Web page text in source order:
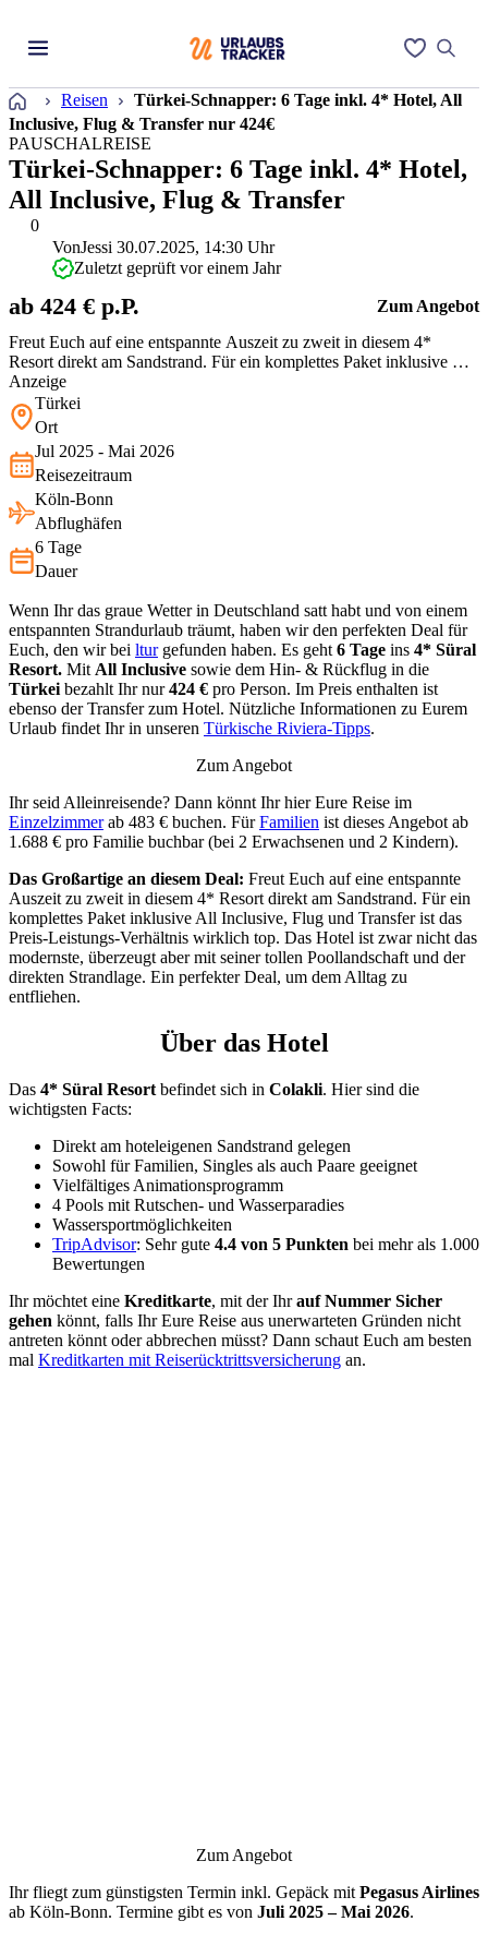
Startseite
Reisen
Türkei-Schnapper: 6 Tage inkl. 4* Hotel, All
Inclusive, Flug & Transfer nur 424€
0
PAUSCHALREISE
Türkei-Schnapper: 6 Tage inkl. 4* Hotel,
All Inclusive, Flug & Transfer
Freut Euch auf eine entspannte Auszeit zu zweit in diesem 4*
Resort direkt am Sandstrand. Für ein komplettes Paket inklusive All
Inclusive, Flug und Transfer ist das Preis-Leistungs-Verhältnis
wirklich top. Das Hotel ist zwar nicht das modernste, überzeugt aber
mit seiner tollen Poollandschaft und der direkten Strandlage. E…
VonJessi 30.07.2025, 14:30 Uhr
Zuletzt geprüft vor einem Jahr
ab 424 € p.P. Zum Angebot
Anzeige
Türkei
Ort
Jul 2025 - Mai 2026
Reisezeitraum
Köln-Bonn
Abflughäfen
6 Tage
Dauer
Wenn Ihr das graue Wetter in Deutschland satt habt und von einem
entspannten Strandurlaub träumt, haben wir den perfekten Deal für
Euch, den wir bei lturgefunden haben. Es geht 6 Tage ins 4* Süral
Resort. Mit All Inclusive sowie dem Hin- & Rückflug in die
Türkei bezahlt Ihr nur424 € pro Person. Im Preis enthalten ist
ebenso der Transfer zum Hotel. Nützliche Informationen zu Eurem
Urlaub findet Ihr in unseren Türkische Riviera-Tipps.
Zum Angebot
Ihr seid Alleinreisende? Dann könnt Ihr hier Eure Reise im
Einzelzimmerab 483 € buchen. FürFamilien ist dieses Angebot ab
1.688 € pro Familie buchbar (bei 2 Erwachsenen und 2 Kindern).
Das Großartige an diesem Deal: Freut Euch auf eine entspannte
Auszeit zu zweit in diesem 4* Resort direkt am Sandstrand. Für ein
komplettes Paket inklusive All Inclusive, Flug und Transfer ist das
Preis-Leistungs-Verhältnis wirklich top. Das Hotel ist zwar nicht das
modernste, überzeugt aber mit seiner tollen Poollandschaft und der
direkten Strandlage. Ein perfekter Deal, um dem Alltag zu
entfliehen.
Über das Hotel
Das 4* Süral Resort befindet sich in Colakli. Hier sind die
wichtigsten Facts:
Direkt am hoteleigenen Sandstrand gelegen
Sowohl für Familien, Singles als auch Paare geeignet
Vielfältiges Animationsprogramm
4 Pools mit Rutschen- und Wasserparadies
Wassersportmöglichkeiten
TripAdvisor: Sehr gute 4.4 von 5 Punkten bei mehr als 1.000
Bewertungen
Ihr möchtet eine Kreditkarte, mit der Ihrauf Nummer Sicher
gehen könnt, falls Ihr Eure Reise aus unerwarteten Gründen nicht
antreten könnt oder abbrechen müsst? Dann schaut Euch am besten
mal Kreditkarten mit Reiserücktrittsversicherung an.
Zum Angebot
Ihr fliegt zum günstigsten Termin inkl. Gepäck mit Pegasus Airlines
ab Köln-Bonn. Termine gibt es von Juli 2025 – Mai 2026.